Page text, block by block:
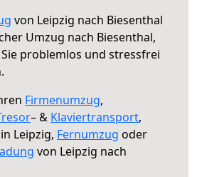
von Leipzig nach Biesenthal
Umzug nach Biesenthal,
problemlos und stressfrei
Firmenumzug,
– & Klaviertransport,
in Leipzig, Fernumzug oder
von Leipzig nach